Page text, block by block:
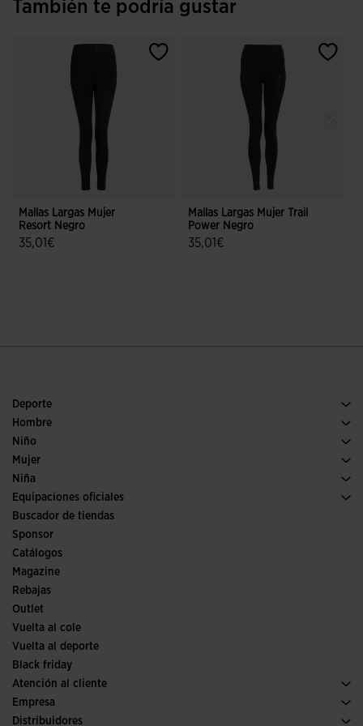
También te podría gustar
Mallas Largas Mujer
Resort Negro
35,01€
Mallas Largas Mujer Trail
Power Negro
35,01€
Deporte
Running
Pádel
Fútbol
Trail running
Tenis
Hombre
Calzado Hombre
Deporte
Niño
Ver todo ropa niño
Mujer
Ropa Mujer
Deporte
Niña
Ver todo ropa niña
Equipaciones oficiales
Fútbol
Fútbol sala
Comités y Federaciones
Ediciones especiales
Buscador de tiendas
Sponsor
Catálogos
Magazine
Rebajas
Outlet
Vuelta al cole
Vuelta al deporte
Black friday
Atención al cliente
Condiciones de compra
Transporte y entrega
Empresa
Historia
Distribuidores